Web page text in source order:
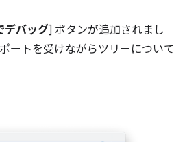
デバッグ] ボタンが追加されまし
ートを受けながらツリーについて